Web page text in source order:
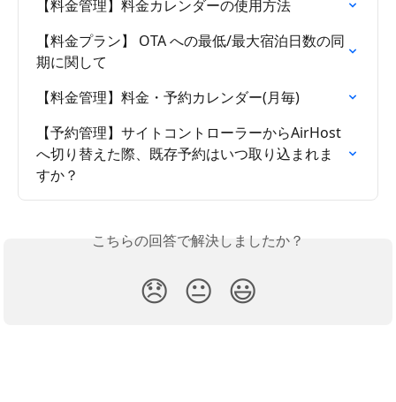
【料金管理】料金カレンダーの使用方法
【料金プラン】 OTA への最低/最大宿泊日数の同
期に関して
【料金管理】料金・予約カレンダー(月毎)
【予約管理】サイトコントローラーからAirHost
へ切り替えた際、既存予約はいつ取り込まれま
すか？
こちらの回答で解決しましたか？
😞 😐 😃